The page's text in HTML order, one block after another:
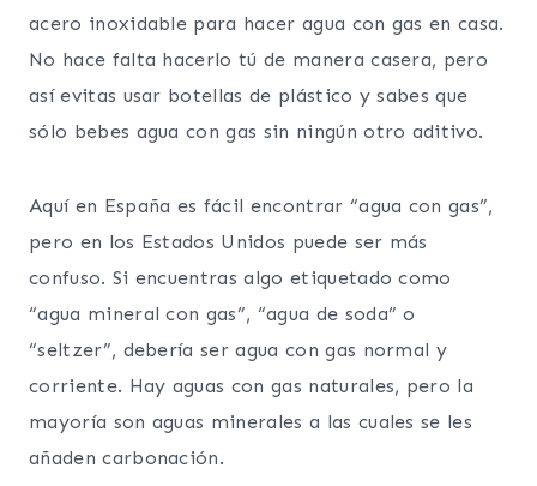
acero inoxidable para hacer agua con gas en casa.
No hace falta hacerlo tú de manera casera, pero
así evitas usar botellas de plástico y sabes que
sólo bebes agua con gas sin ningún otro aditivo.
Aquí en España es fácil encontrar “agua con gas”,
pero en los Estados Unidos puede ser más
confuso. Si encuentras algo etiquetado como
“agua mineral con gas”, “agua de soda” o
“seltzer”, debería ser agua con gas normal y
corriente. Hay aguas con gas naturales, pero la
mayoría son aguas minerales a las cuales se les
añaden carbonación.